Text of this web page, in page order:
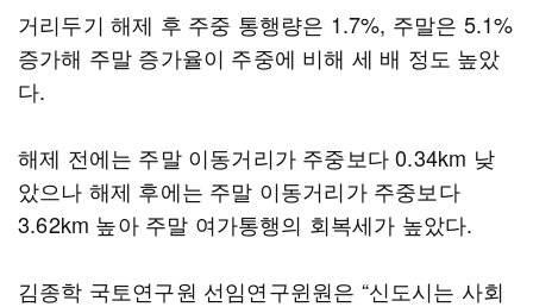
거리두기 해제 후 주중 통행량은 1.7%, 주말은 5.1%
증가해 주말 증가율이 주중에 비해 세 배 정도 높았
다.
해제 전에는 주말 이동거리가 주중보다 0.34km 낮
았으나 해제 후에는 주말 이동거리가 주중보다
3.62km 높아 주말 여가통행의 회복세가 높았다.
김종학 국토연구원 선임연구윈원은 “신도시는 사회